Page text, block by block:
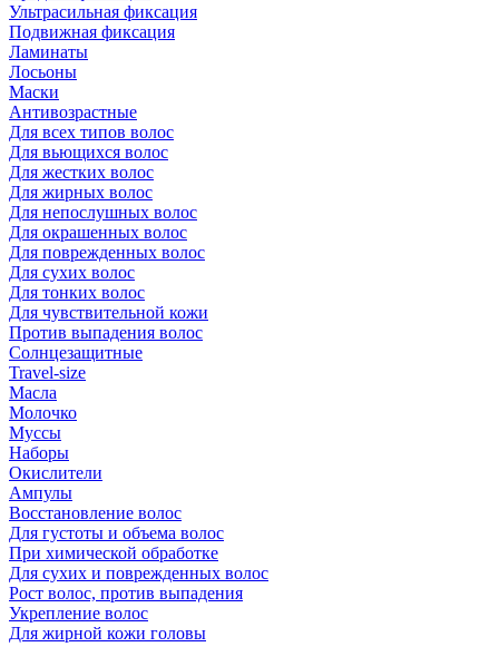
Ультрасильная фиксация
Подвижная фиксация
Ламинаты
Лосьоны
Маски
Антивозрастные
Для всех типов волос
Для вьющихся волос
Для жестких волос
Для жирных волос
Для непослушных волос
Для окрашенных волос
Для поврежденных волос
Для сухих волос
Для тонких волос
Для чувствительной кожи
Против выпадения волос
Солнцезащитные
Travel-size
Масла
Молочко
Муссы
Наборы
Окислители
Ампулы
Восстановление волос
Для густоты и объема волос
При химической обработке
Для сухих и поврежденных волос
Рост волос, против выпадения
Укрепление волос
Для жирной кожи головы